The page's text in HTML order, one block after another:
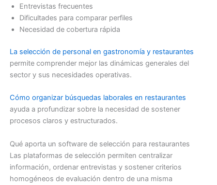
Entrevistas frecuentes
Dificultades para comparar perfiles
Necesidad de cobertura rápida
La selección de personal en gastronomía y restaurantes
permite comprender mejor las dinámicas generales del
sector y sus necesidades operativas.
Cómo organizar búsquedas laborales en restaurantes
ayuda a profundizar sobre la necesidad de sostener
procesos claros y estructurados.
Qué aporta un software de selección para restaurantes
Las plataformas de selección permiten centralizar
información, ordenar entrevistas y sostener criterios
homogéneos de evaluación dentro de una misma